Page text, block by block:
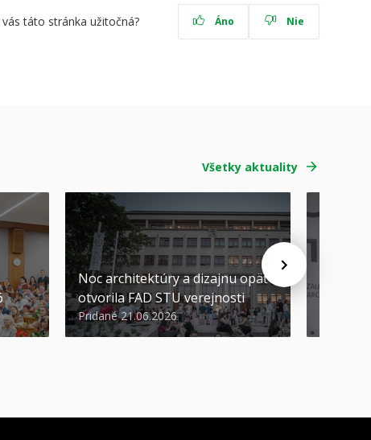
táto stránka užitočná? Áno Nie
Všetky aktuality
Noc architektúry a dizajnu opäť
otvorila FAD STU verejnosti
Pridané 21.06.2026